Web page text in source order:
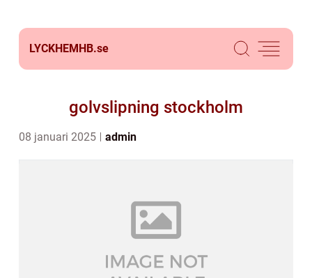
LYCKHEMHB.se
golvslipning stockholm
08 januari 2025 admin